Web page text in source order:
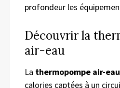
profondeur les
Découvrir la
air-eau
La thermopompe air-eau
calories captées à un